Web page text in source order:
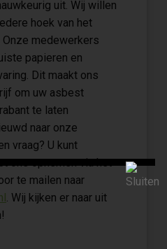
uit. Wij willen
hoek van het
medewerkers
papieren en
Dit maakt ons
om uw asbest
te laten
naar onze
vraag? U kunt
ons opnemen via het
te mailen naar
. Wij kijken er naar uit